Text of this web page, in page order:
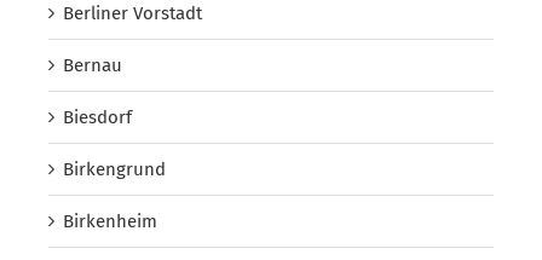
Berliner Vorstadt
Bernau
Biesdorf
Birkengrund
Birkenheim